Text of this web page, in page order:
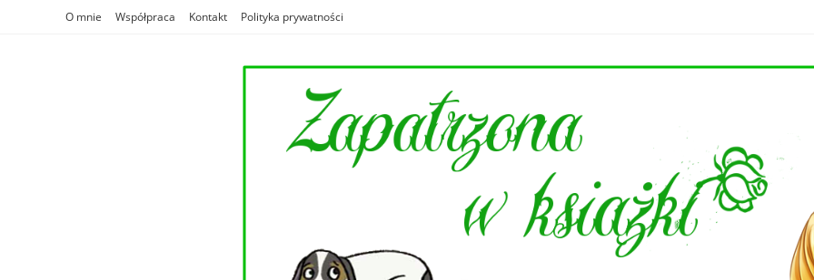
O mnie Współpraca Kontakt Polityka prywatności